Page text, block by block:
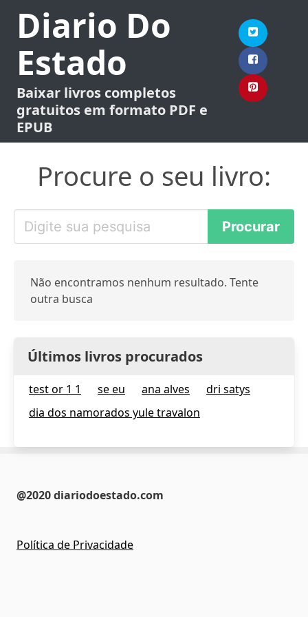
Diario Do
Estado
Baixar livros completos
gratuitos em formato PDF e
EPUB
Procure o seu livro:
Não encontramos nenhum resultado. Tente
outra busca
Últimos livros procurados
test or 1 1 se eu ana alves
dri satys
dia dos namorados yule travalon
@2020 diariodoestado.com
Política de Privacidade